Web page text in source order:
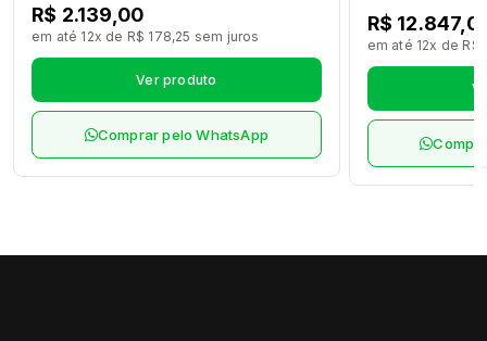
R$ 2.139,00
em até 12x de R$ 178,25 sem juros
Ver produto
Comprar pelo WhatsApp
Max M95L
M4/B2 NSK
R$
em até 12x de